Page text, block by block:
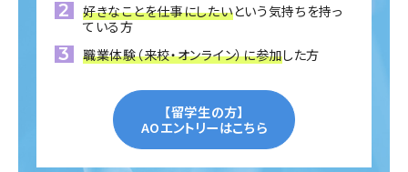
好きなことを仕事にしたいという気持ちを持っ
ている方
職業体験（来校・オンライン）に参加した方
【留学生の方】
AOエントリーはこちら